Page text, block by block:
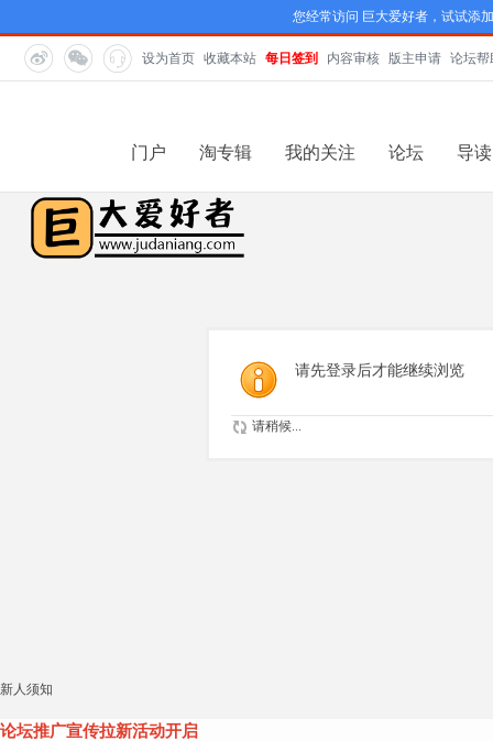
您经常访问 巨大爱好者，试试添
设为首页 收藏本站 每日签到 内容审核 版主申请 论坛帮
门户 淘专辑 我的关注 论坛 导读
请先登录后才能继续浏览
请稍候...
新人须知
论坛推广宣传拉新活动开启